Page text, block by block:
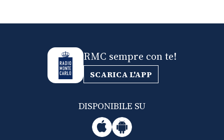
RMC sempre con te!
SCARICA L'APP
DISPONIBILE SU